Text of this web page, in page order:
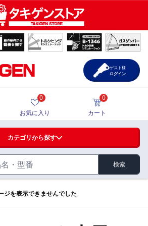
取手・つまみ・周辺機器
ー・周辺機器
カテゴリから探す
検索
0
お気に入り
0
カート
ゲスト様
ログイン
ジを表示できませんでした